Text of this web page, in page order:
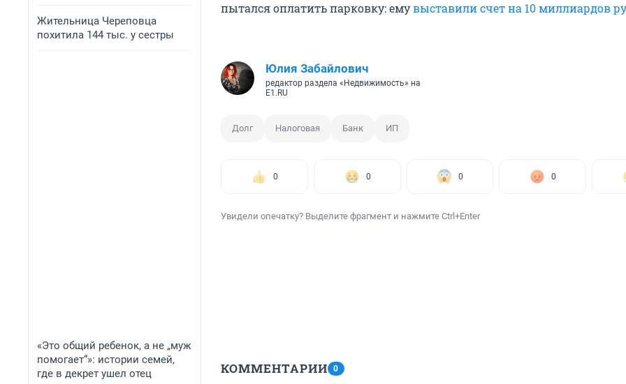
Жительница Череповца
похитила 144 тыс. у сестры
«Это общий ребенок, а не „муж
помогает“»: истории семей,
где в декрет ушел отец
пытался оплатить парковку: емувыставили счет на 10 миллиардов
Юлия Забайлович
редактор раздела «Недвижимость» на
E1.RU
Долг Налоговая Банк ИП
0 0 0 0
Увидели опечатку? Выделите фрагмент и нажмите Ctrl+Enter
КОММЕНТАРИИ 0